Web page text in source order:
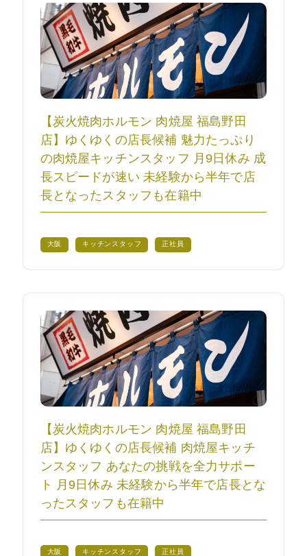
【炭火焼肉ホルモン 肉焼屋 福島野田
店】ゆくゆくの店長候補 魅力たっぷり
の肉焼屋キッチンスタッフ 月9日休み 成
長スピードが速い 未経験から半年で店
長となったスタッフも在籍中
大阪 キッチンスタッフ 正社員
【炭火焼肉ホルモン 肉焼屋 福島野田
店】ゆくゆくの店長候補 肉焼屋キッチ
ンスタッフ あなたの挑戦を全力サポー
ト 月9日休み 未経験から半年で店長とな
ったスタッフも在籍中
大阪 キッチンスタッフ 正社員